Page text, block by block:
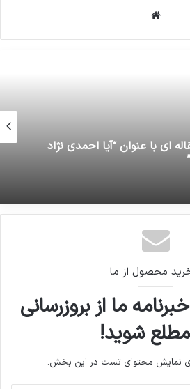
ای با عنوان “آیا احمدی نژاد
ارشد امروز اعلام می‌شود
محصول از ما
ما از بروزرسانی
شوید!
نمایش محتوای تست در این بخش.